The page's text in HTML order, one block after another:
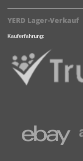
YERD Lager-Verkauf
Kauferfahrung: